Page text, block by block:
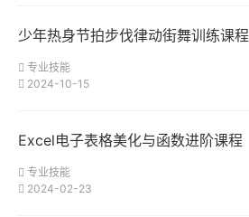
少年热身节拍步伐律动街舞训练课程
专业技能
2024-10-15
Excel电子表格美化与函数进阶课程
专业技能
2024-02-23